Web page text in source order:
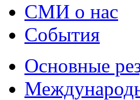
СМИ о нас
События
Основные